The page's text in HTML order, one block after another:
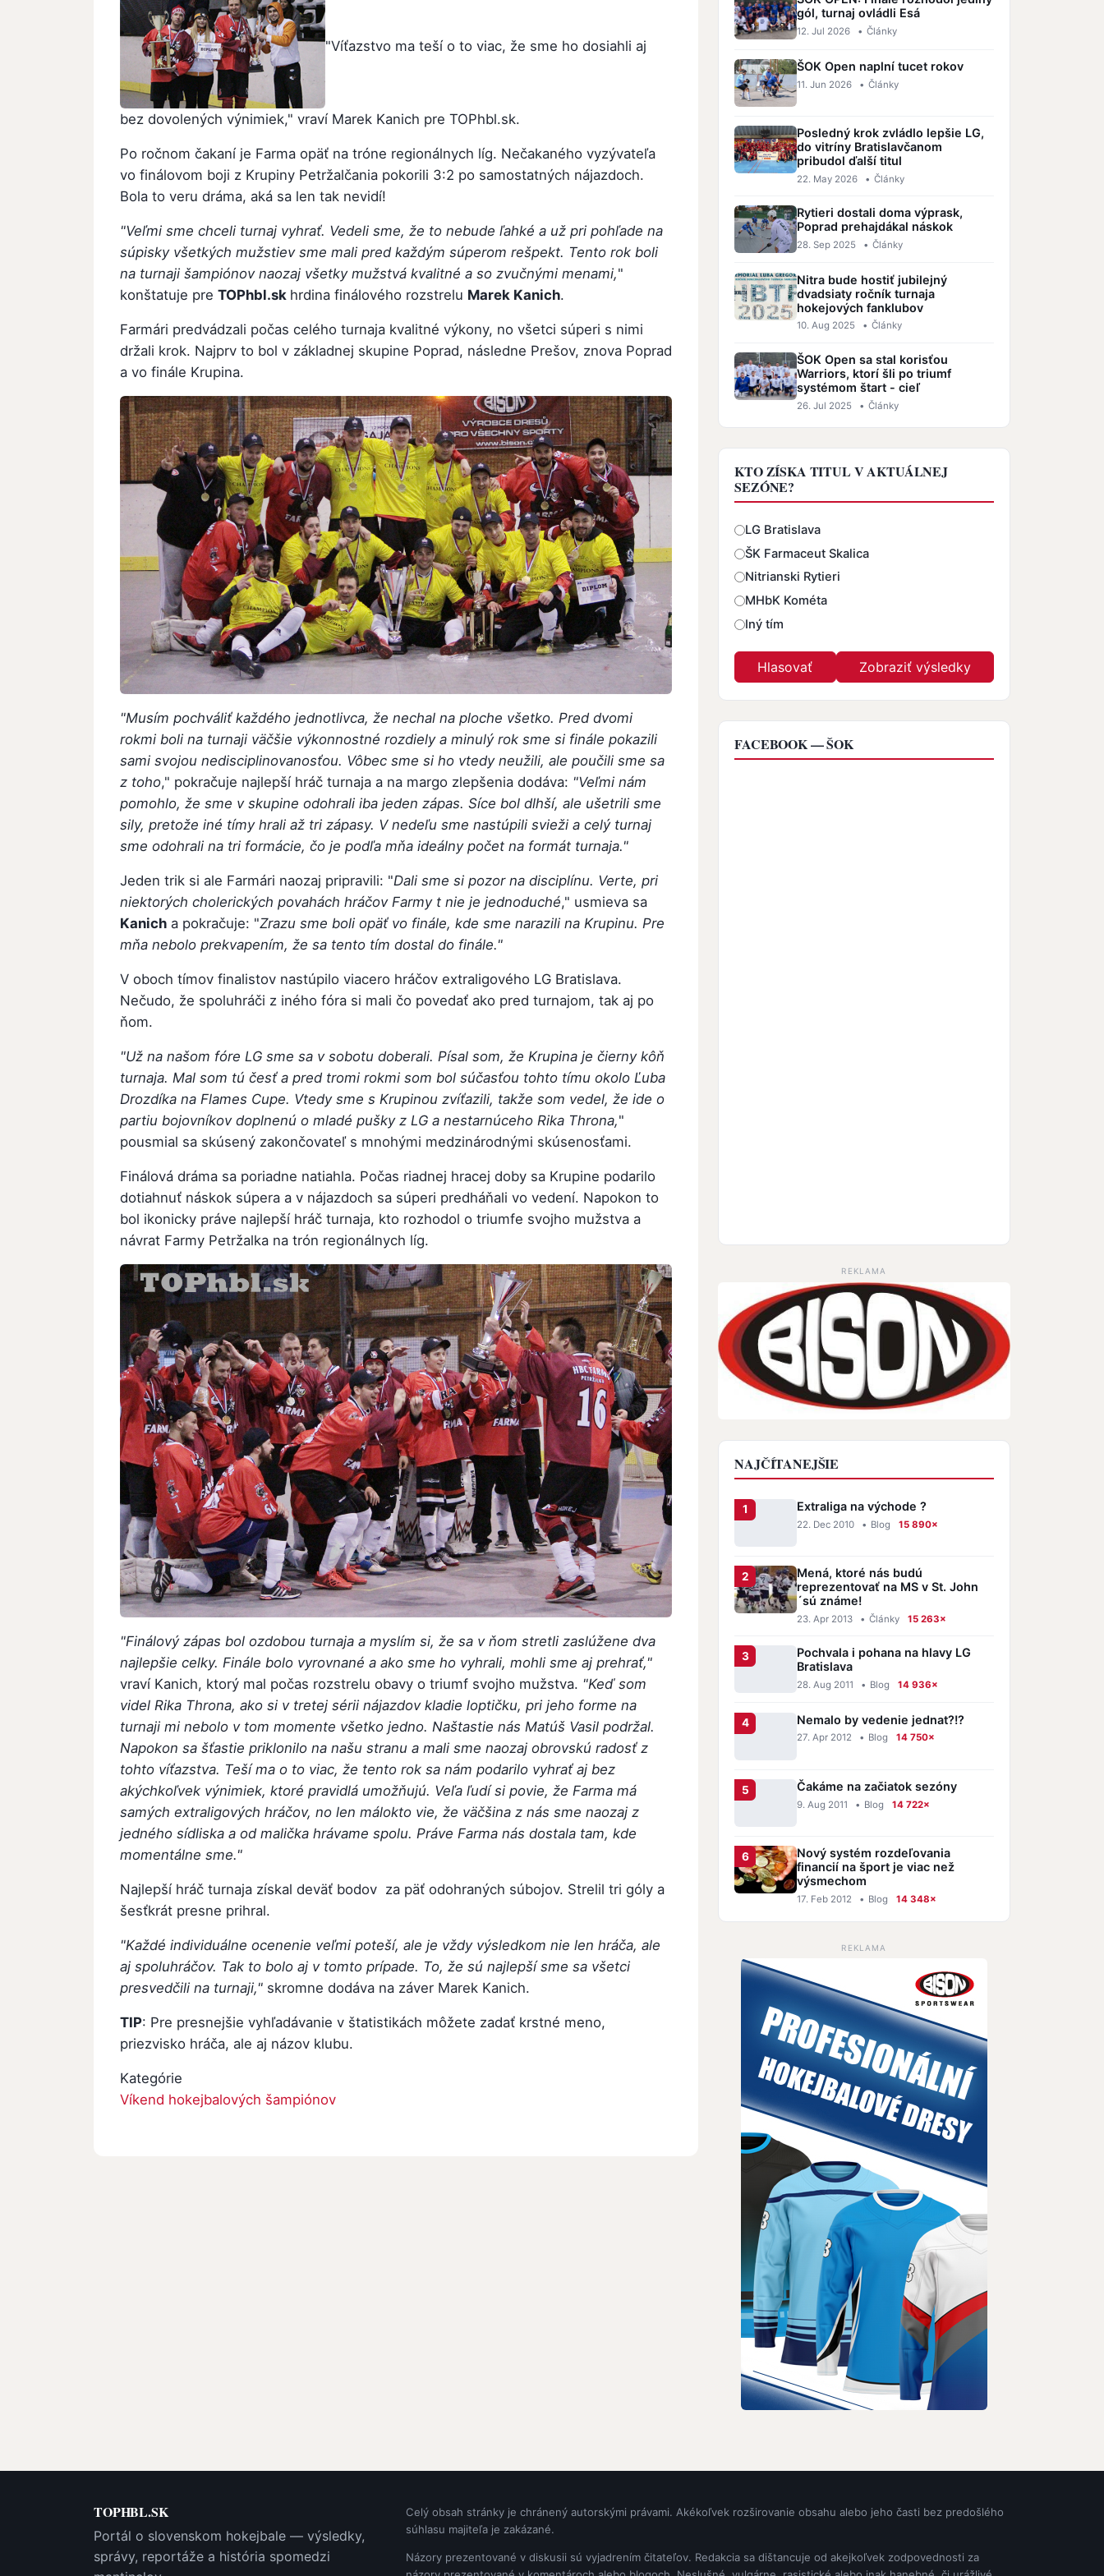
"Víťazstvo ma teší o to viac, že sme ho dosiahli aj
bez dovolených výnimiek," vraví Marek Kanich pre TOPhbl.sk.
Po ročnom čakaní je Farma opäť na tróne regionálnych líg. Nečakaného vyzývateľa
vo finálovom boji z Krupiny Petržalčania pokorili 3:2 po samostatných nájazdoch.
Bola to veru dráma, aká sa len tak nevidí!
"Veľmi sme chceli turnaj vyhrať. Vedeli sme, že to nebude ľahké a už pri pohľade na
súpisky všetkých mužstiev sme mali pred každým súperom rešpekt. Tento rok boli
na turnaji šampiónov naozaj všetky mužstvá kvalitné a so zvučnými menami,"
konštatuje pre TOPhbl.sk hrdina finálového rozstrelu Marek Kanich.
Farmári predvádzali počas celého turnaja kvalitné výkony, no všetci súperi s nimi
držali krok. Najprv to bol v základnej skupine Poprad, následne Prešov, znova Poprad
a vo finále Krupina.
"Musím pochváliť každého jednotlivca, že nechal na ploche všetko. Pred dvomi
rokmi boli na turnaji väčšie výkonnostné rozdiely a minulý rok sme si finále pokazili
sami svojou nedisciplinovanosťou. Vôbec sme si ho vtedy neužili, ale poučili sme sa
z toho," pokračuje najlepší hráč turnaja a na margo zlepšenia dodáva: "Veľmi nám
pomohlo, že sme v skupine odohrali iba jeden zápas. Síce bol dlhší, ale ušetrili sme
sily, pretože iné tímy hrali až tri zápasy. V nedeľu sme nastúpili svieži a celý turnaj
sme odohrali na tri formácie, čo je podľa mňa ideálny počet na formát turnaja."
Jeden trik si ale Farmári naozaj pripravili: "Dali sme si pozor na disciplínu. Verte, pri
niektorých cholerických povahách hráčov Farmy t nie je jednoduché," usmieva sa
Kanich a pokračuje: "Zrazu sme boli opäť vo finále, kde sme narazili na Krupinu. Pre
mňa nebolo prekvapením, že sa tento tím dostal do finále."
V oboch tímov finalistov nastúpilo viacero hráčov extraligového LG Bratislava.
Nečudo, že spoluhráči z iného fóra si mali čo povedať ako pred turnajom, tak aj po
ňom.
"Už na našom fóre LG sme sa v sobotu doberali. Písal som, že Krupina je čierny kôň
turnaja. Mal som tú česť a pred tromi rokmi som bol súčasťou tohto tímu okolo Ľuba
Drozdíka na Flames Cupe. Vtedy sme s Krupinou zvíťazili, takže som vedel, že ide o
partiu bojovníkov doplnenú o mladé pušky z LG a nestarnúceho Rika Throna,"
pousmial sa skúsený zakončovateľ s mnohými medzinárodnými skúsenosťami.
Finálová dráma sa poriadne natiahla. Počas riadnej hracej doby sa Krupine podarilo
dotiahnuť náskok súpera a v nájazdoch sa súperi predháňali vo vedení. Napokon to
bol ikonicky práve najlepší hráč turnaja, kto rozhodol o triumfe svojho mužstva a
návrat Farmy Petržalka na trón regionálnych líg.
"Finálový zápas bol ozdobou turnaja a myslím si, že sa v ňom stretli zaslúžene dva
najlepšie celky. Finále bolo vyrovnané a ako sme ho vyhrali, mohli sme aj prehrať,"
vraví Kanich, ktorý mal počas rozstrelu obavy o triumf svojho mužstva. "Keď som
videl Rika Throna, ako si v tretej sérii nájazdov kladie loptičku, pri jeho forme na
turnaji mi nebolo v tom momente všetko jedno. Naštastie nás Matúš Vasil podržal.
Napokon sa šťastie priklonilo na našu stranu a mali sme naozaj obrovskú radosť z
tohto víťazstva. Teší ma o to viac, že tento rok sa nám podarilo vyhrať aj bez
akýchkoľvek výnimiek, ktoré pravidlá umožňujú. Veľa ľudí si povie, že Farma má
samých extraligových hráčov, no len málokto vie, že väčšina z nás sme naozaj z
jedného sídliska a od malička hrávame spolu. Práve Farma nás dostala tam, kde
momentálne sme."
Najlepší hráč turnaja získal deväť bodov za päť odohraných súbojov. Strelil tri góly a
šesťkrát presne prihral.
"Každé individuálne ocenenie veľmi poteší, ale je vždy výsledkom nie len hráča, ale
aj spoluhráčov. Tak to bolo aj v tomto prípade. To, že sú najlepší sme sa všetci
presvedčili na turnaji," skromne dodáva na záver Marek Kanich.
TIP: Pre presnejšie vyhľadávanie v štatistikách môžete zadať krstné meno,
priezvisko hráča, ale aj názov klubu.
Kategórie
Víkend hokejbalových šampiónov
gól, turnaj ovládli Esá
12. Jul 2026 • Články
ŠOK Open naplní tucet rokov
11. Jun 2026 • Články
Posledný krok zvládlo lepšie LG,
do vitríny Bratislavčanom
pribudol ďalší titul
22. May 2026 • Články
Rytieri dostali doma výprask,
Poprad prehajdákal náskok
28. Sep 2025 • Články
Nitra bude hostiť jubilejný
dvadsiaty ročník turnaja
hokejových fanklubov
10. Aug 2025 • Články
ŠOK Open sa stal korisťou
Warriors, ktorí šli po triumf
systémom štart - cieľ
26. Jul 2025 • Články
KTO ZÍSKA TITUL V AKTUÁLNEJ
SEZÓNE?
Odpovede
LG Bratislava
ŠK Farmaceut Skalica
Nitrianski Rytieri
MHbK Kométa
Iný tím
FACEBOOK — ŠOK
REKLAMA
NAJČÍTANEJŠIE
Extraliga na východe ?
22. Dec 2010 • Blog 15 890×
Mená, ktoré nás budú
reprezentovať na MS v St. John
´sú známe!
23. Apr 2013 • Články 15 263×
Pochvala i pohana na hlavy LG
Bratislava
28. Aug 2011 • Blog 14 936×
Nemalo by vedenie jednat?!?
27. Apr 2012 • Blog 14 750×
Čakáme na začiatok sezóny
9. Aug 2011 • Blog 14 722×
Nový systém rozdeľovania
financií na šport je viac než
výsmechom
17. Feb 2012 • Blog 14 348×
REKLAMA
TOPHBL.SK
Portál o slovenskom hokejbale — výsledky,
správy, reportáže a história spomedzi
Celý obsah stránky je chránený autorskými právami. Akékoľvek rozširovanie obsahu alebo jeho časti bez predošlého
súhlasu majiteľa je zakázané.
Názory prezentované v diskusii sú vyjadrením čitateľov. Redakcia sa dištancuje od akejkoľvek zodpovednosti za